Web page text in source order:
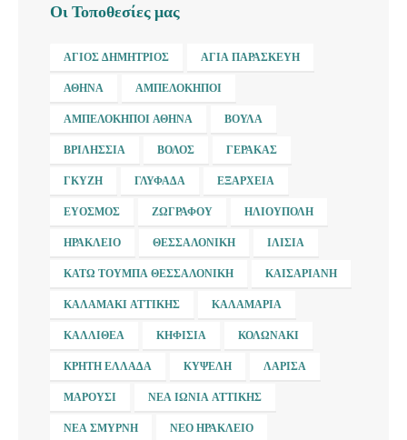
Οι Τοποθεσίες μας
ΆΓΙΟΣ ΔΗΜΉΤΡΙΟΣ ΑΓΊΑ ΠΑΡΑΣΚΕΥΉ
ΑΘΉΝΑ ΑΜΠΕΛΌΚΗΠΟΙ
ΑΜΠΕΛΌΚΗΠΟΙ ΑΘΉΝΑ ΒΟΎΛΑ
ΒΡΙΛΉΣΣΙΑ ΒΌΛΟΣ ΓΈΡΑΚΑΣ
ΓΚΎΖΗ ΓΛΥΦΆΔΑ ΕΞΆΡΧΕΙΑ
ΕΎΟΣΜΟΣ ΖΩΓΡΆΦΟΥ ΗΛΙΟΎΠΟΛΗ
ΗΡΆΚΛΕΙΟ ΘΕΣΣΑΛΟΝΊΚΗ ΙΛΊΣΙΑ
ΚΆΤΩ ΤΟΎΜΠΑ ΘΕΣΣΑΛΟΝΊΚΗ ΚΑΙΣΑΡΙΑΝΉ
ΚΑΛΑΜΆΚΙ ΑΤΤΙΚΉΣ ΚΑΛΑΜΑΡΙΆ
ΚΑΛΛΙΘΈΑ ΚΗΦΙΣΙΆ ΚΟΛΩΝΆΚΙ
ΚΡΉΤΗ ΕΛΛΆΔΑ ΚΥΨΈΛΗ ΛΆΡΙΣΑ
ΜΑΡΟΎΣΙ ΝΈΑ ΙΩΝΊΑ ΑΤΤΙΚΉΣ
ΝΈΑ ΣΜΎΡΝΗ ΝΈΟ ΗΡΆΚΛΕΙΟ